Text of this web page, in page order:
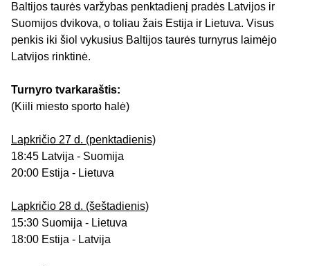
Baltijos taurės varžybas penktadienį pradės Latvijos ir
Suomijos dvikova, o toliau žais Estija ir Lietuva. Visus
penkis iki šiol vykusius Baltijos taurės turnyrus laimėjo
Latvijos rinktinė.
Turnyro tvarkaraštis:
(Kiili miesto sporto halė)
Lapkričio 27 d. (penktadienis)
18:45 Latvija - Suomija
20:00 Estija - Lietuva
Lapkričio 28 d. (šeštadienis)
15:30 Suomija - Lietuva
18:00 Estija - Latvija